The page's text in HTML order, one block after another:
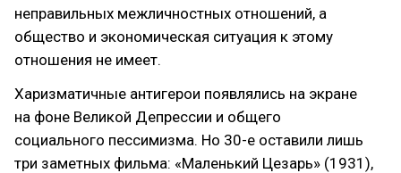
неправильных межличностных отношений, а
общество и экономическая ситуация к этому
отношения не имеет.
Харизматичные антигерои появлялись на экране
на фоне Великой Депрессии и общего
социального пессимизма. Но 30-е оставили лишь
три заметных фильма: «Маленький Цезарь» (1931),